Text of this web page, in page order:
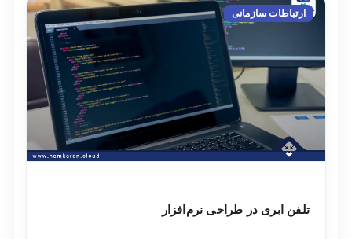
ارتباطات سازمانی
تلفن ابری در طراحی نرم‌افزار